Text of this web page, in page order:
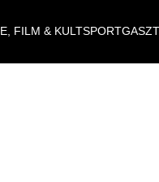
FILM & KULTSPORT